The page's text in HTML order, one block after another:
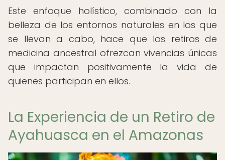
Este enfoque holístico, combinado con la
belleza de los entornos naturales en los que
se llevan a cabo, hace que los retiros de
medicina ancestral ofrezcan vivencias únicas
que impactan positivamente la vida de
quienes participan en ellos.
La Experiencia de un Retiro de
Ayahuasca en el Amazonas